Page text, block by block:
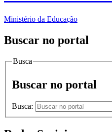
Ministério da Educação
Buscar no portal
Busca
Buscar no portal
Busca: